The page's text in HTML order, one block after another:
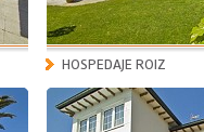
HOSPEDAJE ROIZ